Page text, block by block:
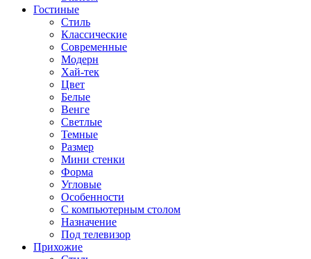
Гостиные
Стиль
Классические
Современные
Модерн
Хай-тек
Цвет
Белые
Венге
Светлые
Темные
Размер
Мини стенки
Форма
Угловые
Особенности
С компьютерным столом
Назначение
Под телевизор
Прихожие